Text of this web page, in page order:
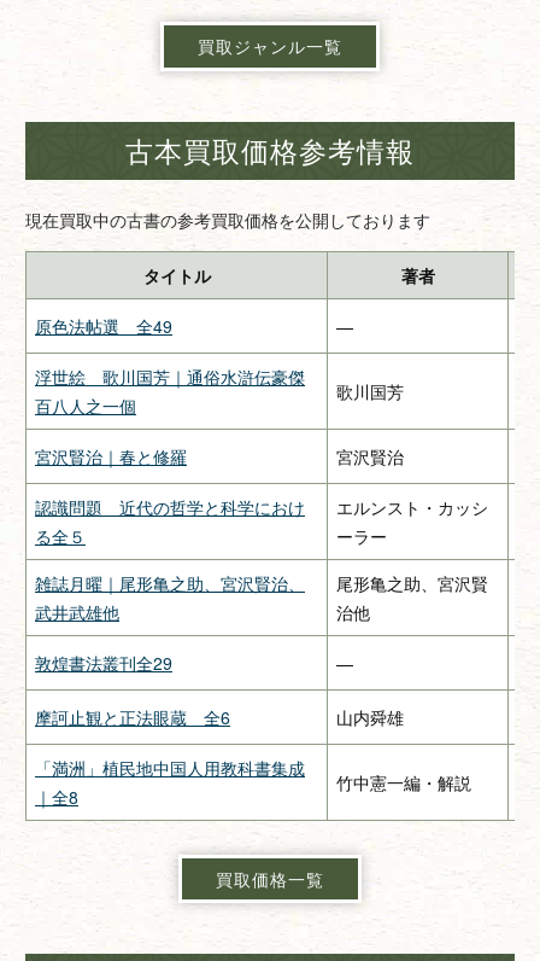
買取ジャンル一覧
古本買取価格参考情報
現在買取中の古書の参考買取価格を公開しております
タイトル 著者
原色法帖選 全49 —
浮世絵 歌川国芳｜通俗水滸伝豪傑
百八人之一個
歌川国芳
宮沢賢治｜春と修羅 宮沢賢治
認識問題 近代の哲学と科学におけ
る全５
エルンスト・カッシ
ーラー
雑誌月曜｜尾形亀之助、宮沢賢治、
武井武雄他
尾形亀之助、宮沢賢
治他
敦煌書法叢刊全29 —
摩訶止観と正法眼蔵 全6 山内舜雄
「満洲」植民地中国人用教科書集成
｜全8
竹中憲一編・解説
買取価格一覧